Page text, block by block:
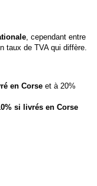
, cependant entre
taux de TVA qui diffère.
en Corse et à 20%
si livrés en Corse